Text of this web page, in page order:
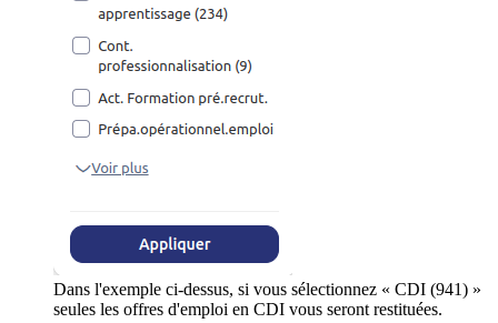
Dans l'exemple ci-dessus, si vous sélectionnez « CDI (941) »
seules les offres d'emploi en CDI vous seront restituées.